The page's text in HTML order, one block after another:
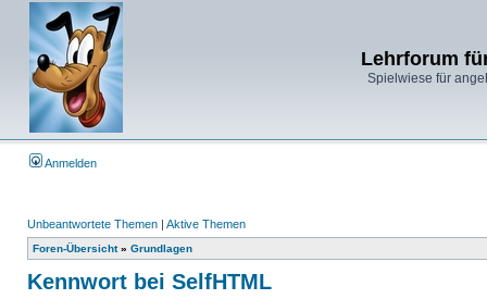
Lehrforum
Spielwiese für
Anmelden
Unbeantwortete Themen | Aktive Themen
Foren-Übersicht» Grundlagen
Kennwort bei SelfHTML